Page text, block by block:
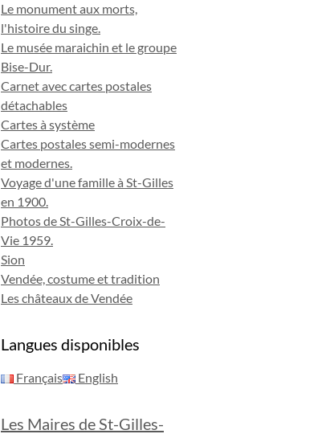
Le monument aux morts,
l'histoire du singe.
Le musée maraichin et le groupe
Bise-Dur.
Carnet avec cartes postales
détachables
Cartes à système
Cartes postales semi-modernes
et modernes.
Voyage d'une famille à St-Gilles
en 1900.
Photos de St-Gilles-Croix-de-
Vie 1959.
Sion
Vendée, costume et tradition
Les châteaux de Vendée
Langues disponibles
Français English
Les Maires de St-Gilles-